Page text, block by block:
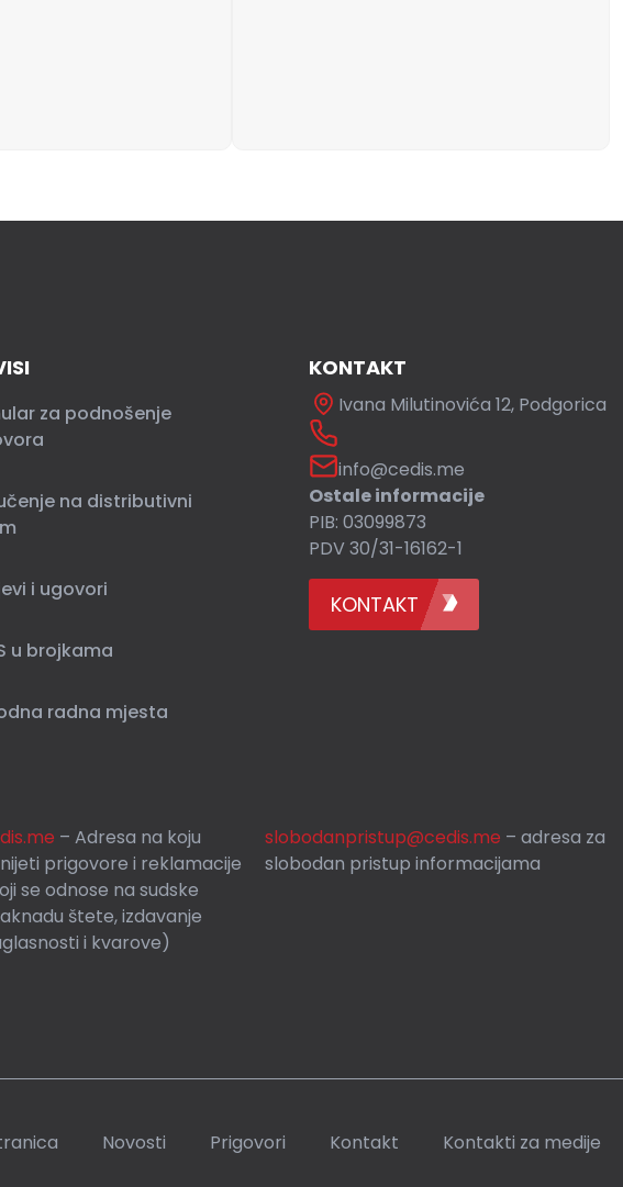
za podnošenje
na distributivni
i ugovori
u brojkama
radna mjesta
KONTAKT
Ivana Milutinovića 12, Podgorica
info@cedis.me
Ostale informacije
PIB: 03099873
PDV 30/31-16162-1
KONTAKT
– Adresa na koju
prigovore i reklamacije
se odnose na sudske
štete, izdavanje
i kvarove)
slobodanpristup@cedis.me – adresa za
slobodan pristup informacijama
Novosti Prigovori Kontakt Kontakti za medije